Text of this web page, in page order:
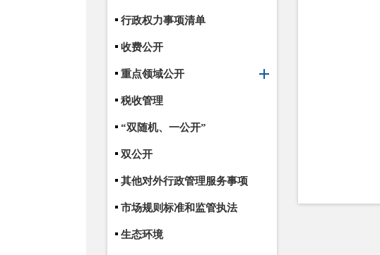
行政权力事项清单
收费公开
重点领域公开
税收管理
“双随机、一公开”
双公开
其他对外行政管理服务事项
市场规则标准和监管执法
生态环境